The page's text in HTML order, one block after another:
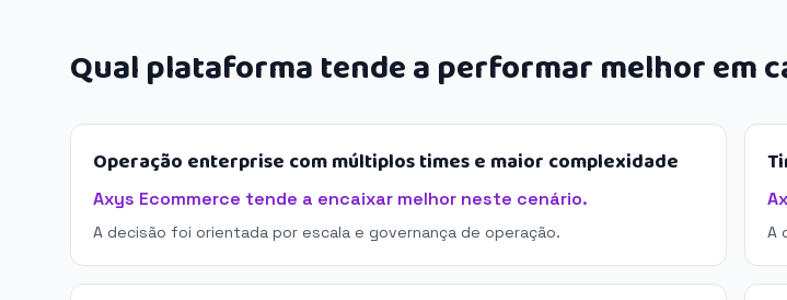
Qual plataforma tende a performar melhor em
Operação enterprise com múltiplos times e maior complexidade
Axys Ecommerce tende a encaixar melhor neste cenário.
A decisão foi orientada por escala e governança de operação. A